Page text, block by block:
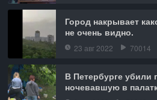
Город накрывает
не очень видно.
23 авг 2022 70014
В Петербурге
ночевавшую в